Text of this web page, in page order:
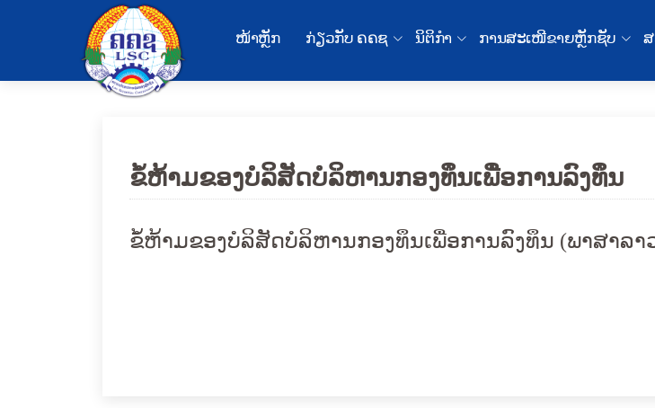
ໜ້າຫຼັກ ກ່ຽວກັບ ຄຄຊ ນິຕິກໍາ ການສະເໜີຂາຍຫຼັກຊັບ
ຂໍ້ຫ້າມຂອງບໍລິສັດບໍລິຫານກອງທຶນເພື່ອການລົງທຶນ
ຂໍ້ຫ້າມຂອງບໍລິສັດບໍລິຫານກອງທຶນເພື່ອການລົງທຶນ (ພາສາລາ